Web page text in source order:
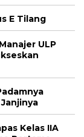
E Tilang
ULP
Kelas IIA